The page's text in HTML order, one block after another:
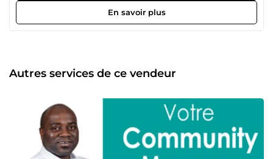
pour l'image de vos activités, la relecture et correction de
document. Je garantis un service de qualité, créatif et une
En savoir plus
Autres services de ce vendeur